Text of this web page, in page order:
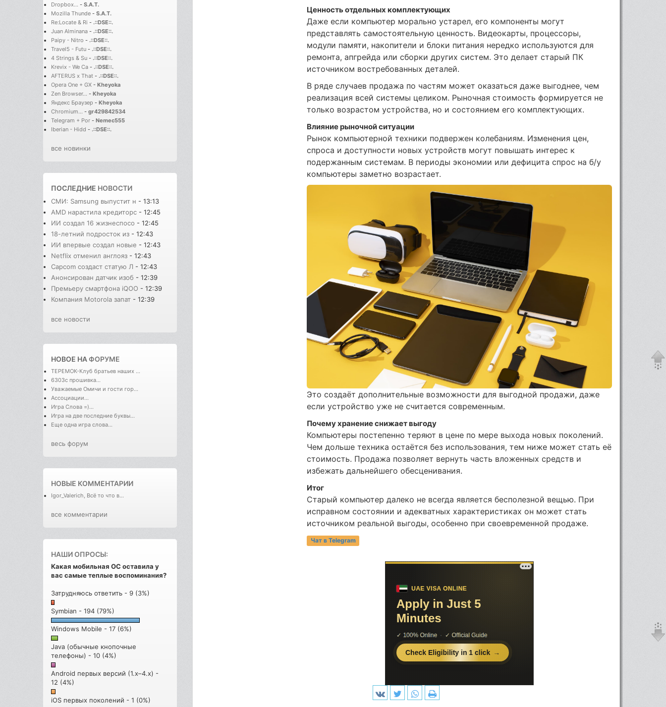
Dropbox... - S.A.T.
Mozilla Thunde - S.A.T.
Re:Locate & Ri - .::DSE::.
Juan Alminana - .::DSE::.
Paipy - Nitro - .::DSE::.
Travel5 - Futu - .::DSE::.
4 Strings & Su - .::DSE::.
Krevix - We Ca - .::DSE::.
AFTERUS x That - .::DSE::.
Opera One + GX - Kheyoka
Zen Browser... - Kheyoka
Яндекс Браузер - Kheyoka
Chromium... - gr429842534
Telegram + Por - Nemec555
Iberian - Hidd - .::DSE::.
все новинки
ПОСЛЕДНИЕ НОВОСТИ
СМИ: Samsung выпустит н - 13:13
AMD нарастила кредиторс - 12:45
ИИ создал 16 жизнеспосо - 12:45
18-летний подросток из - 12:43
ИИ впервые создал новые - 12:43
Netflix отменил англояз - 12:43
Capcom создаст статую Л - 12:43
Анонсирован датчик изоб - 12:39
Премьеру смартфона iQOO - 12:39
Компания Motorola запат - 12:39
все новости
НОВОЕ НАФОРУМЕ
ТЕРЕМОК-Клуб братьев наших ...
6303с прошивка...
Уважаемые Омичи и гости гор...
Ассоциации...
Игра Слова =)...
Игра на две последние буквы...
Еще одна игра слова...
весь форум
НОВЫЕ КОММЕНТАРИИ
Igor_Valerich, Всё то что в...
все комментарии
НАШИ ОПРОСЫ:
Какая мобильная ОС оставила у
вас самые теплые воспоминания?
Затрудняюсь ответить - 9 (3%)
Symbian - 194 (79%)
Windows Mobile - 17 (6%)
Java (обычные кнопочные
телефоны) - 10 (4%)
Android первых версий (1.x–4.x) -
12 (4%)
iOS первых поколений - 1 (0%)
Ценность отдельных комплектующих
Даже если компьютер морально устарел, его компоненты могут
представлять самостоятельную ценность. Видеокарты, процессоры,
модули памяти, накопители и блоки питания нередко используются для
ремонта, апгрейда или сборки других систем. Это делает старый ПК
источником востребованных деталей.
В ряде случаев продажа по частям может оказаться даже выгоднее, чем
реализация всей системы целиком. Рыночная стоимость формируется не
только возрастом устройства, но и состоянием его комплектующих.
Влияние рыночной ситуации
Рынок компьютерной техники подвержен колебаниям. Изменения цен,
спроса и доступности новых устройств могут повышать интерес к
подержанным системам. В периоды экономии или дефицита спрос на б/у
компьютеры заметно возрастает.
Это создаёт дополнительные возможности для выгодной продажи, даже
если устройство уже не считается современным.
Почему хранение снижает выгоду
Компьютеры постепенно теряют в цене по мере выхода новых поколений.
Чем дольше техника остаётся без использования, тем ниже может стать её
стоимость. Продажа позволяет вернуть часть вложенных средств и
избежать дальнейшего обесценивания.
Итог
Старый компьютер далеко не всегда является бесполезной вещью. При
исправном состоянии и адекватных характеристиках он может стать
источником реальной выгоды, особенно при своевременной продаже.
Чат в Telegram